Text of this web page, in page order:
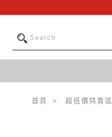
首頁 超低價特賣區